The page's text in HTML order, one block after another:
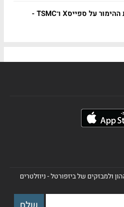
קת׳י ווד מגדילה את ההימור על ספייסX ו־TSMC -
ולמבזקים של ביזפורטל - ניוזלטרים